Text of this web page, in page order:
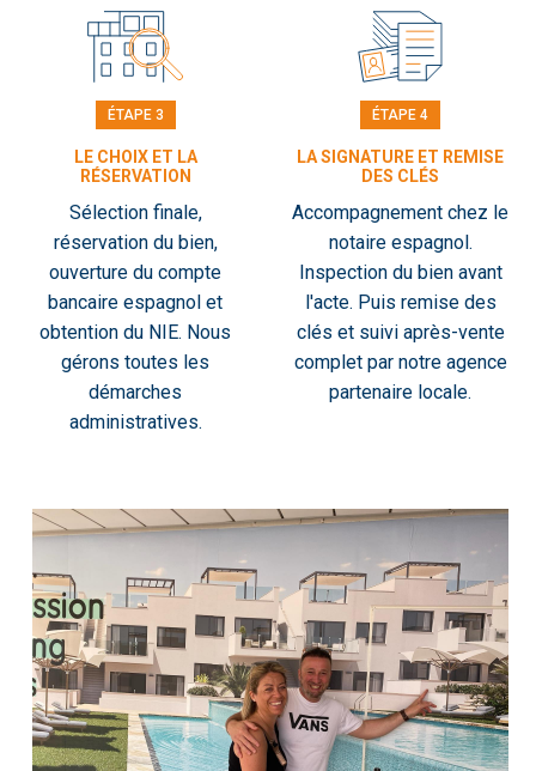
ÉTAPE 3
LE CHOIX ET LA
RÉSERVATION
Sélection finale,
réservation du bien,
ouverture du compte
bancaire espagnol et
obtention du NIE. Nous
gérons toutes les
démarches
administratives.
ÉTAPE 4
LA SIGNATURE ET REMISE
DES CLÉS
Accompagnement chez le
notaire espagnol.
Inspection du bien avant
l'acte. Puis remise des
clés et suivi après-vente
complet par notre agence
partenaire locale.